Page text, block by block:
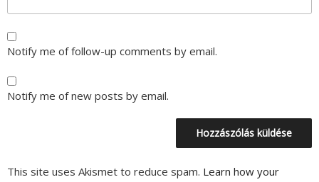
Notify me of follow-up comments by email.
Notify me of new posts by email.
This site uses Akismet to reduce spam. Learn how your